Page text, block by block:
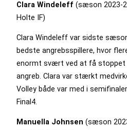
Clara Windeleff (sæson 2023-
Holte IF)
Clara Windeleff var sidste
bedste angrebsspillere, hvor
enormt svært ved at få stoppet
angreb. Clara var stærkt
Volley både var med i
Final4.
Manuella Johnsen (sæson